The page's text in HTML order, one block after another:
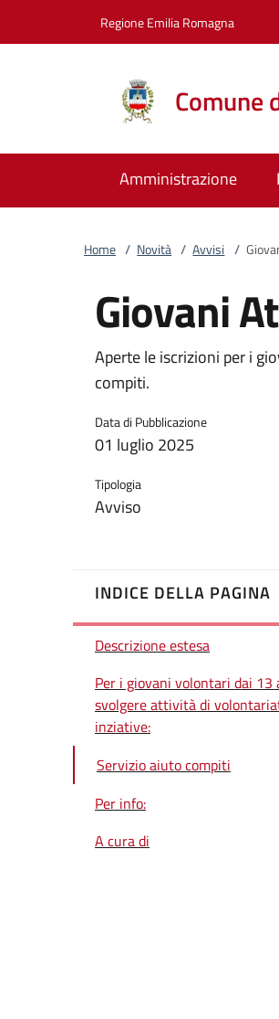
Regione Emilia Romagna
Comune
Amministrazione
Home / Novità / Avvisi /
Giovani
Aperte le iscrizioni per i
compiti.
Data di Pubblicazione
01 luglio 2025
Tipologia
Avviso
INDICE DELLA PAGINA
Descrizione estesa
Per i giovani volontari dai 13
svolgere attività di
inziative:
Servizio aiuto compiti
Per info:
A cura di